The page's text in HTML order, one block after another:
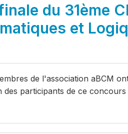
du 31ème
et
de l'association aBCM
des participants de ce